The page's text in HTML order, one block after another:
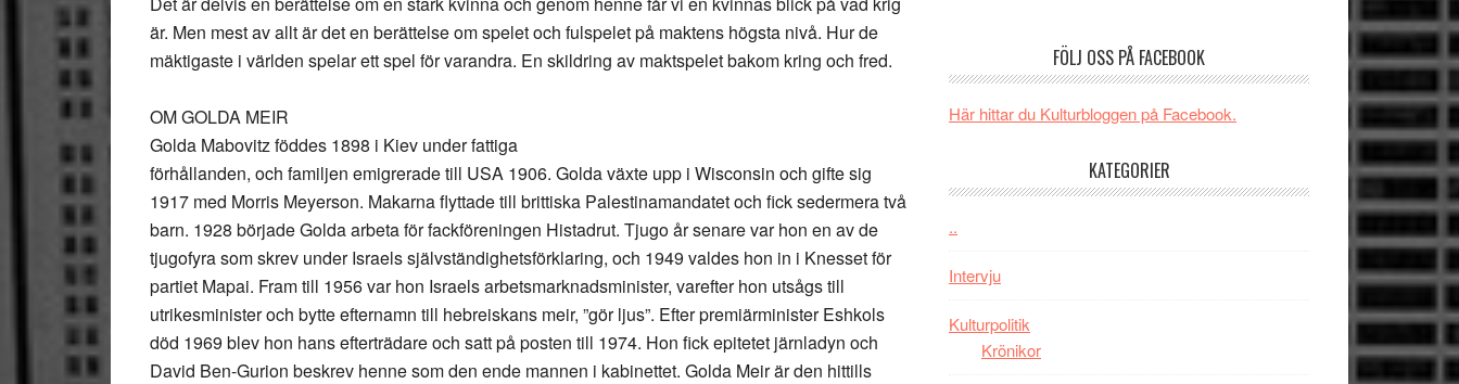
är. Men mest av allt är det en berättelse om spelet och fulspelet på maktens högsta nivå. Hur de
mäktigaste i världen spelar ett spel för varandra. En skildring av maktspelet bakom kring och fred.
OM GOLDA MEIR
Golda Mabovitz föddes 1898 i Kiev under fattiga
förhållanden, och familjen emigrerade till USA 1906. Golda växte upp i Wisconsin och gifte sig
1917 med Morris Meyerson. Makarna flyttade till brittiska Palestinamandatet och fick sedermera två
barn. 1928 började Golda arbeta för fackföreningen Histadrut. Tjugo år senare var hon en av de
tjugofyra som skrev under Israels självständighetsförklaring, och 1949 valdes hon in i Knesset för
partiet Mapai. Fram till 1956 var hon Israels arbetsmarknadsminister, varefter hon utsågs till
utrikesminister och bytte efternamn till hebreiskans meir, ”gör ljus”. Efter premiärminister Eshkols
död 1969 blev hon hans efterträdare och satt på posten till 1974. Hon fick epitetet järnladyn och
David Ben-Gurion beskrev henne som den ende mannen i kabinettet. Golda Meir är den hittills
skådespelare
världspremiär
i
Brand
kan
FÖLJ OSS PÅ FACEBOOK
Här hittar du Kulturbloggen på Facebook.
KATEGORIER
..
Intervju
Kulturpolitik
Krönikor